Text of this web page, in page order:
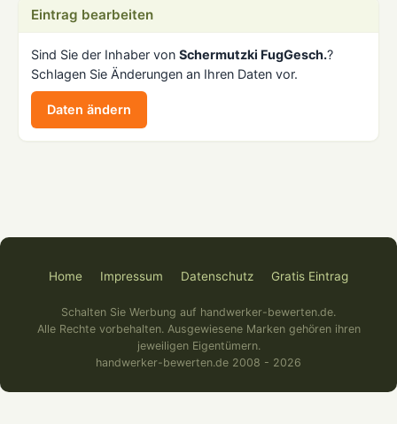
Eintrag bearbeiten
Sind Sie der Inhaber von Schermutzki FugGesch.?
Schlagen Sie Änderungen an Ihren Daten vor.
Daten ändern
Home Impressum Datenschutz Gratis Eintrag
Schalten Sie Werbung auf handwerker-bewerten.de.
Alle Rechte vorbehalten. Ausgewiesene Marken gehören ihren
jeweiligen Eigentümern.
handwerker-bewerten.de 2008 - 2026